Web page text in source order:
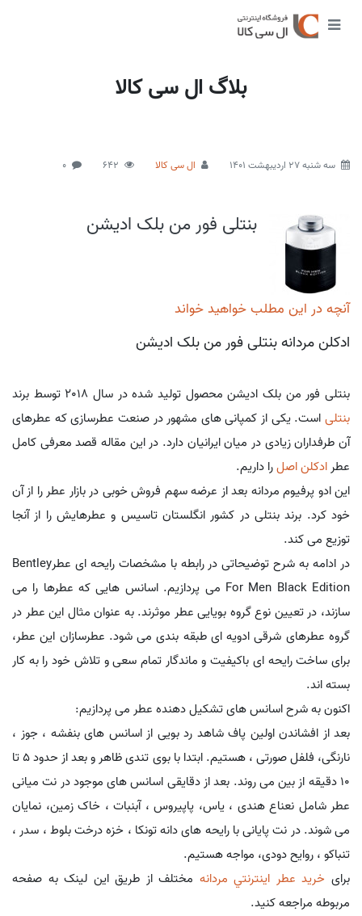
بلاگ ال سی کالا
سه شنبه 27 اردیبهشت 1401 ال سی کالا 642
0
بنتلی فور من بلک ادیشن
آنچه در این مطلب خواهید خواند
ادکلن مردانه بنتلی فور من بلک ادیشن
بنتلی فور من بلک ادیشن محصول تولید شده در سال 2018 توسط برند
بنتلی است. یکی از کمپانی های مشهور در صنعت عطرسازی که عطرهای
آن طرفداران زیادی در میان ایرانیان دارد. در این مقاله قصد معرفی کامل
عطر ادکلن اصلرا داریم.
این ادو پرفیوم مردانه بعد از عرضه سهم فروش خوبی در بازار عطر را از آن
خود کرد. برند بنتلی در کشور انگلستان تاسیس و عطرهایش را از آنجا
توزیع می کند.
در ادامه به شرح توضیحاتی در رابطه با مشخصات رایحه ای عطرBentley
For Men Black Edition می پردازیم. اسانس هایی که عطرها را می
سازند، در تعیین نوع گروه بویایی عطر موثرند. به عنوان مثال این عطر در
گروه عطرهای شرقی ادویه ای طبقه بندی می شود. عطرسازان این عطر،
برای ساخت رایحه ای باکیفیت و ماندگار تمام سعی و تلاش خود را به کار
بسته اند.
اکنون به شرح اسانس های تشکیل دهنده عطر می پردازیم:
بعد از افشاندن اولین پاف شاهد رد بویی از اسانس های بنفشه ، جوز ،
نارنگی، فلفل صورتی ، هستیم. ابتدا با بوی تندی ظاهر و بعد از حدود 5 تا
10 دقیقه از بین می روند. بعد از دقایقی اسانس های موجود در نت میانی
عطر شامل نعناع هندی ، یاس، پاپیروس ، آبنبات ، خاک زمین، نمایان
می شوند. در نت پایانی با رایحه های دانه تونکا ، خزه درخت بلوط ، سدر ،
تنباکو ، روایح دودی، مواجه هستیم.
برای خريد عطر اينترنتي مردانه مختلف از طریق این لینک به صفحه
مربوطه مراجعه کنید.